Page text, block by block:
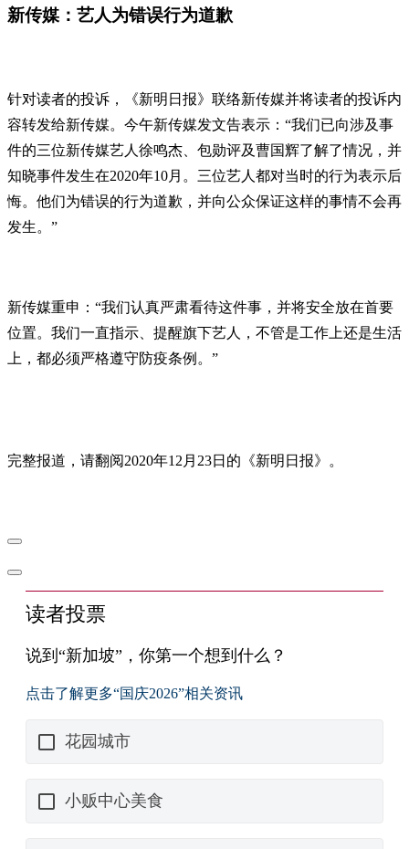
新传媒：艺人为错误行为道歉
针对读者的投诉，《新明日报》联络新传媒并将读者的投诉内
容转发给新传媒。今午新传媒发文告表示：“我们已向涉及事
件的三位新传媒艺人徐鸣杰、包勋评及曹国辉了解了情况，并
知晓事件发生在2020年10月。三位艺人都对当时的行为表示后
悔。他们为错误的行为道歉，并向公众保证这样的事情不会再
发生。”
新传媒重申：“我们认真严肃看待这件事，并将安全放在首要
位置。我们一直指示、提醒旗下艺人，不管是工作上还是生活
上，都必须严格遵守防疫条例。”
完整报道，请翻阅2020年12月23日的《新明日报》。